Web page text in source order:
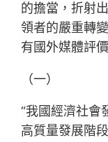
的擔當，折射
領者的嚴重轉
有國外媒體評
（一）
“我國經濟社會
高質量發展階